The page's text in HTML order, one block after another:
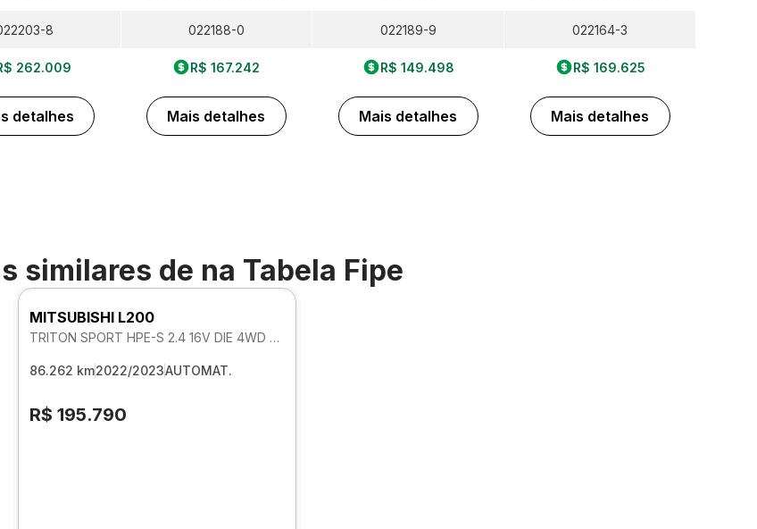
8
262.009
detalhes
022188-0
R$ 167.242
Mais detalhes
022189-9
R$ 149.498
Mais detalhes
022164-3
R$ 169.625
Mais detalhes
similares de na Tabela Fipe
MITSUBISHI L200
TRITON SPORT HPE-S 2.4 16V DIE 4WD AUTOMATICO
86.262 km2022/2023AUTOMAT.
R$ 195.790